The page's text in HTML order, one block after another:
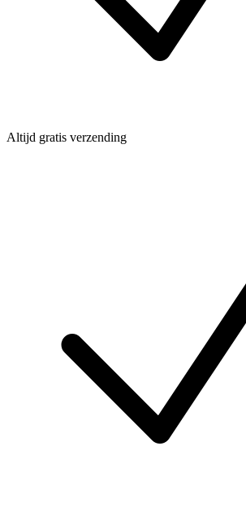
Altijd gratis verzending